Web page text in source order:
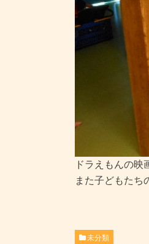
ドラえもんの映
また子どもたち
未分類